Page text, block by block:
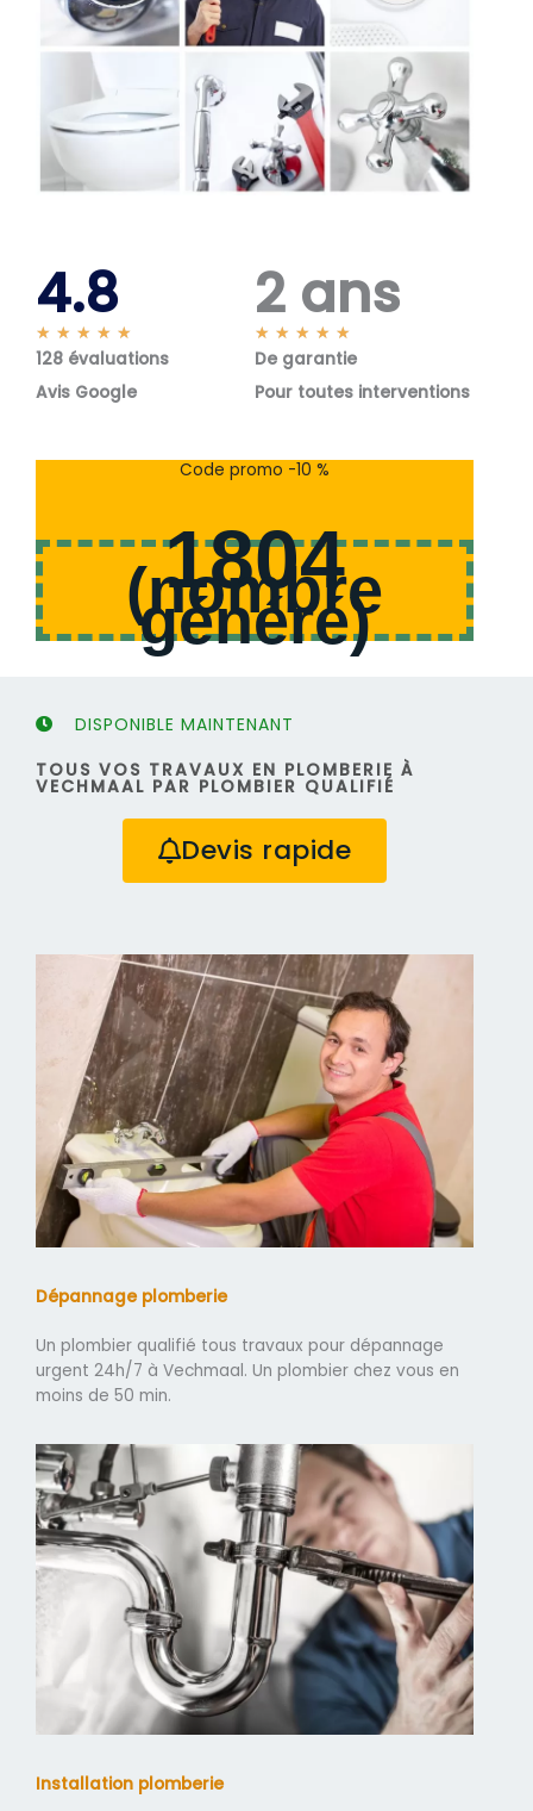
4.8
★ ★ ★ ★ ★
o
s
128 évaluations
Avis Google
2 ans
★ ★ ★ ★ ★
o
s
De garantie
Pour toutes interventions
Code promo -10 %
1804
(nombre
généré)
DISPONIBLE MAINTENANT
TOUS VOS TRAVAUX EN PLOMBERIE À
VECHMAAL PAR PLOMBIER QUALIFIÉ
Devis rapide
Dépannage plomberie
Un plombier qualifié tous travaux pour dépannage
urgent 24h/7 à Vechmaal. Un plombier chez vous en
moins de 50 min.
Installation plomberie